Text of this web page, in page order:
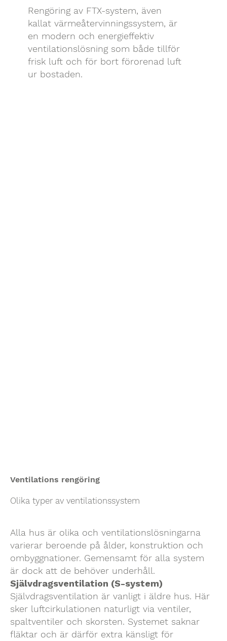
Ventilations rengöring
Olika typer av ventilationssystem
Alla hus är olika och ventilationslösningarna
varierar beroende på ålder, konstruktion och
ombyggnationer. Gemensamt för alla system
är dock att de behöver underhåll.
Självdragsventilation (S-system)
Självdragsventilation är vanligt i äldre hus. Här
sker luftcirkulationen naturligt via ventiler,
spaltventiler och skorsten. Systemet saknar
fläktar och är därför extra känsligt för
Rengöring av FTX-system, även
kallat värmeåtervinningssystem, är
en modern och energieffektiv
ventilationslösning som både tillför
frisk luft och för bort förorenad luft
ur bostaden.